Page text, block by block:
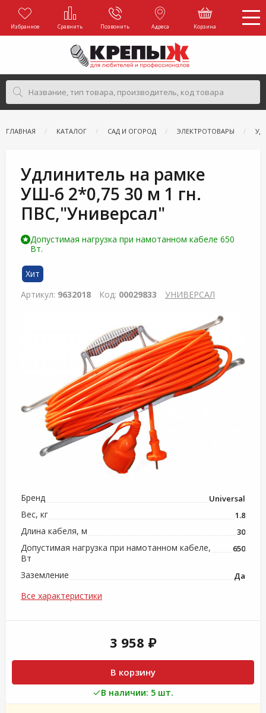
Избранное Сравнить Позвонить Адреса Корзина
ГЛАВНАЯ КАТАЛОГ САД И ОГОРОД ЭЛЕКТРОТОВАРЫ
Удлинитель на рамке
УШ-6 2*0,75 30 м 1 гн.
ПВС,"Универсал"
Допустимая нагрузка при намотанном кабеле 650
Вт.
Хит
Артикул: 9632018 Код: 00029833 УНИВЕРСАЛ
Бренд Universal
Вес, кг 1.8
Длина кабеля, м 30
Допустимая нагрузка при намотанном кабеле,
Вт
650
Заземление Да
Все характеристики
3 958 ₽
В корзину
В наличии: 5 шт.